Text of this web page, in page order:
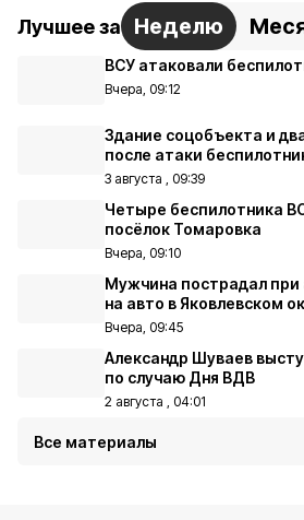
Лучшее за Неделю
ВСУ атаковали
Вчера, 09:12
Здание соцобъекта и
после атаки
3 августа , 09:39
Четыре беспилотника
посёлок Томаровка
Вчера, 09:10
Мужчина пострадал при
на авто в Яковлевском
Вчера, 09:45
Александр Шуваев
по случаю Дня ВДВ
2 августа , 04:01
Все материалы